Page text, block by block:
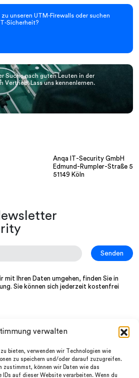
verwalten
bieten, verwenden wir Technologien wie
zu speichern und/oder darauf zuzugreifen.
zustimmst, können wir Daten wie das
auf dieser Website verarbeiten. Wenn du
zu unseren UTM-Firewalls oder suchen
Sicherheit?
Suche nach guten Leuten in der
Vertrieb. Lass uns kennenlernen.
LinkedIn
facebook
Datenschutz
Anqa IT-Security GmbH
Edmund-Rumpler-Straße 5
51149 Köln
mit Ihren Daten umgehen, finden Sie in
. Sie können sich jederzeit kostenfrei